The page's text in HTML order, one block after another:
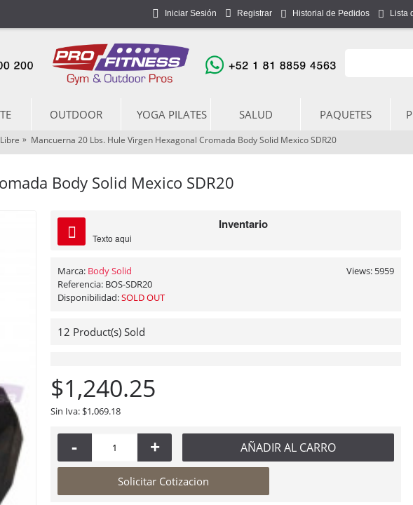
Iniciar Sesión Registrar Historial de Pedidos Lista
OUTDOOR YOGA PILATES SALUD PAQUETES
Mancuerna 20 Lbs. Hule Virgen Hexagonal Cromada Body Solid Mexico SDR20
IN STOCK
$5,995.00
Body Solid Mexico SDR20
Inventario
Texto aqui
Views: 5959
Marca: Body Solid
Referencia: BOS-SDR20
Disponibilidad:SOLD OUT
12 Product(s) Sold
$1,240.25
Sin Iva: $1,069.18
- + AÑADIR AL CARRO
Solicitar Cotizacion